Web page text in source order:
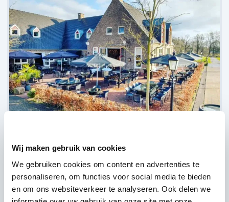
Wij maken gebruik van cookies
We gebruiken cookies om content en advertenties te
personaliseren, om functies voor social media te bieden
en om ons websiteverkeer te analyseren. Ook delen we
(5 reviews over onze DJ's)